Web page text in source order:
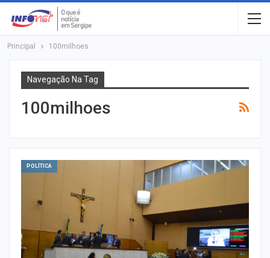
Principal 100milhoes
Navegação Na Tag
100milhoes
POLÍTICA